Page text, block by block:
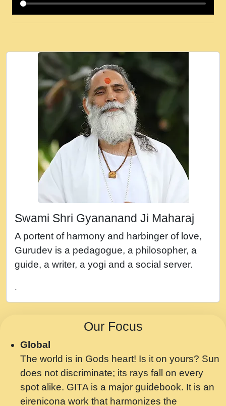
कई पकड क मर हथ र मह वदवन पहच दय! मह जन
Ki - Krishna Bhajan - New Bhajan 2020
#Ishwar Bhakti.mp3
जब से गीता ज्ञान पाया मैं बड़ी मस्ती में हूँ । 2018 -
Rishikesh - Ratan Ji Rasik.mp3
तन हल दल द सनव मड उतत सर रख क, नल रव त
गल लग जव त सर उतत हथ रख द!.mp3
तू कर प्रीतम से प्रीत, यूहीं दिन बीतते जाते हैं ।
2018 - Rishikesh - Swami Gyananand Ji
Maharaj.mp3
न म गवद गपल गद फर, पयर महन न रझद फर! shri
नह भरस रह लडडल... अपन खट करम क !!!! मह दद
सहर चरण क .....mp3
बगड नसब कसन सवर तर बगर Shri ravinandan
shastri ji maharaj.mp3
Chahe Ram Ho Chahe Shyam Ho.mp3
मझ अपन जवन बनन न आय, रठ हर क मनन न आय
Shri ravinandan shastri ji maharaj.mp3
मन अशांत मंत्र जाप - गीता प्रेरणा -Swami
Gyananand Ji Maharaj.mp3
Swami Shri Gyananand Ji Maharaj
A portent of harmony and harbinger of love,
Gurudev is a pedagogue, a philosopher, a
guide, a writer, a yogi and a social server.
.
Our Focus
Global
The world is in Gods heart! Is it on yours? Sun
does not discriminate; its rays fall on every
spot alike. GITA is a major guidebook. It is an
eirenicona work that harmonizes the